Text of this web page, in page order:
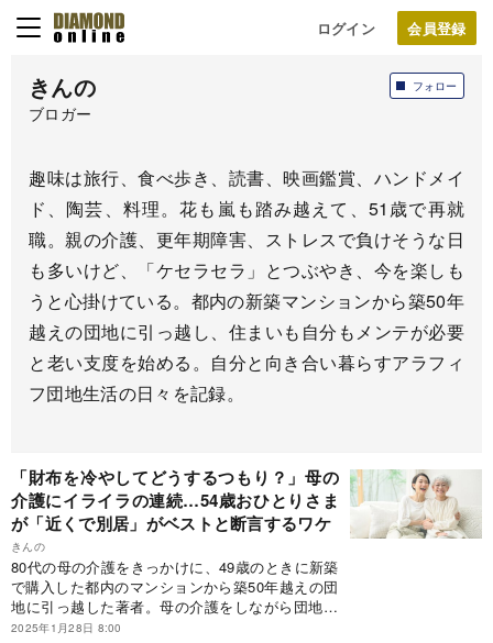
ログイン
フォロー
きんの
ブロガー
趣味は旅行、食べ歩き、読書、映画鑑賞、ハンドメイ
ド、陶芸、料理。花も嵐も踏み越えて、51歳で再就
職。親の介護、更年期障害、ストレスで負けそうな日
も多いけど、「ケセラセラ」とつぶやき、今を楽しも
うと心掛けている。都内の新築マンションから築50年
越えの団地に引っ越し、住まいも自分もメンテが必要
と老い支度を始める。自分と向き合い暮らすアラフィ
フ団地生活の日々を記録。
「財布を冷やしてどうするつもり？」母の
介護にイライラの連続…54歳おひとりさま
が「近くで別居」がベストと断言するワケ
きんの
80代の母の介護をきっかけに、49歳のときに新築
で購入した都内のマンションから築50年越えの団
地に引っ越した著者。母の介護をしながら団地暮
らしを楽しむ彼女が語る、母と娘のちょうどいい
2025年1月28日 8:00